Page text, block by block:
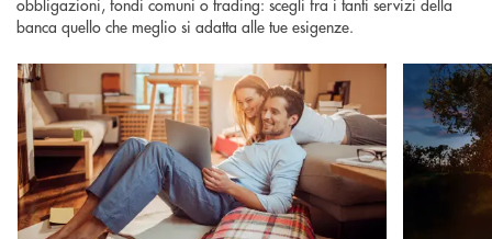
obbligazioni, fondi comuni o trading: scegli fra i tanti servizi della
banca quello che meglio si adatta alle tue esigenze.
Scopri di più Conto deposito : efficace come un investimento e semplice
Scopri di